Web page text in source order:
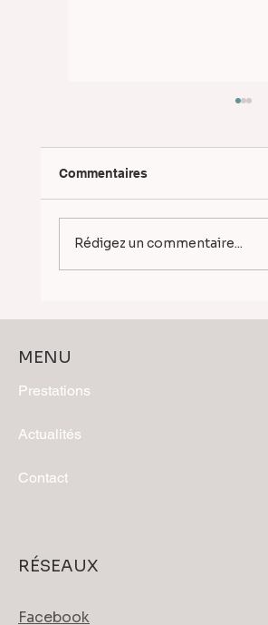
Commentaires
Rédigez un commentaire...
MENU
Prestations
Actualités
Contact
RÉSEAUX
Facebook